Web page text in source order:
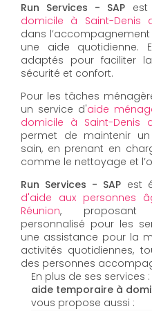
Run Services - SAP est
domicile à Saint-Denis
dans
une aide quotidienne.
adaptés pour faciliter
sécurité et confort.
Pour les tâches
un service d'aide
domicile à Saint-Denis
permet de maintenir
sain, en prenant en
comme le nettoyage et
Run Services - SAP est
d'aide aux personnes
Réunion, proposant
personnalisé pour les
une assistance pour la
activités quotidiennes,
des personnes
En plus de ses services :
aide temporaire à
vous propose aussi :